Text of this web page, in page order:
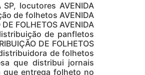
locutores AVENIDA
de folhetos AVENIDA
FOLHETOS AVENIDA
de panfletos
DE FOLHETOS
distribuidora de folhetos
que distribui jornais
que entrega folheto no